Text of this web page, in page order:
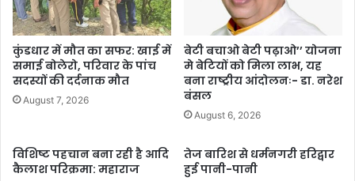
कुंडधार में मौत का सफर: खाई में
समाई बोलेरो, परिवार के पांच
सदस्यों की दर्दनाक मौत
August 7, 2026
बेटी बचाओ बेटी पढ़ाओ’’ योजना
मे बेटियों को मिला लाभ, यह
बना राष्ट्रीय आंदोलनः- डा. नरेश
बंसल
August 6, 2026
विशिष्ट पहचान बना रही है आदि
कैलाश परिक्रमा: महाराज
तेज बारिश से धर्मनगरी हरिद्वार
हुई पानी-पानी